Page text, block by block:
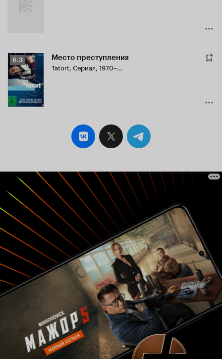
Рейтинг
Кинопоиска
6.3
6.3 Место преступления
Tatort, Сериал, 1970–...